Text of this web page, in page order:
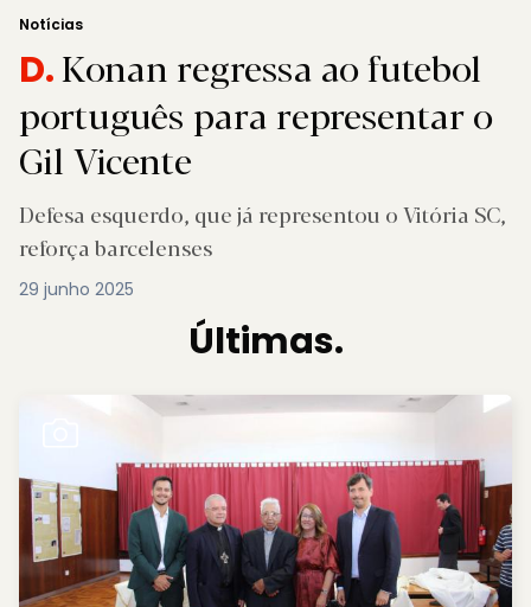
Notícias
D.Konan regressa ao futebol
português para representar o
Gil Vicente
Defesa esquerdo, que já representou o Vitória SC,
reforça barcelenses
29 junho 2025
Últimas.